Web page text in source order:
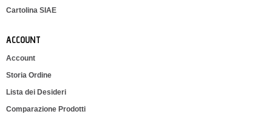
Cartolina SIAE
ACCOUNT
Account
Storia Ordine
Lista dei Desideri
Comparazione Prodotti